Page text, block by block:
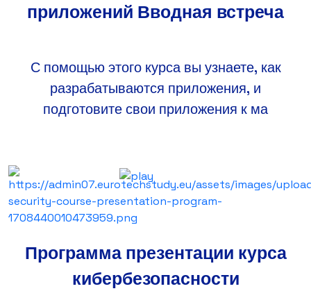
приложений Вводная встреча
С помощью этого курса вы узнаете, как
разрабатываются приложения, и
подготовите свои приложения к ма
Программа презентации курса
кибербезопасности